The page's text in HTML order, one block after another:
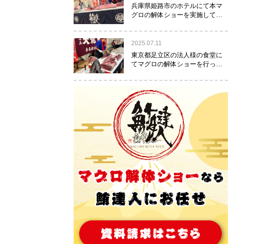
兵庫県姫路市のホテルにて本マ
グロの解体ショーを実施して参
2025.07.11
東京都足立区の法人様の食堂に
てマグロの解体ショーを行って